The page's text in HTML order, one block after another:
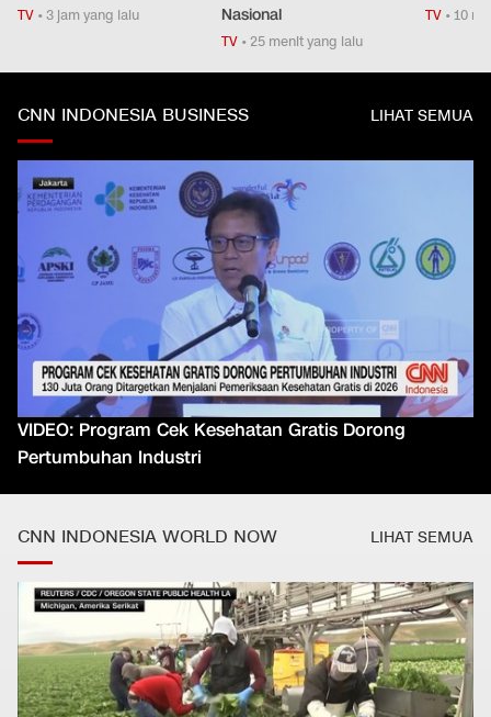
TV •3 jam yang lalu
Nasional
TV •25 menit yang lalu
TV • 10
CNN INDONESIA BUSINESS LIHAT SEMUA
VIDEO: Program Cek Kesehatan Gratis Dorong
Pertumbuhan Industri
CNN INDONESIA WORLD NOW LIHAT SEMUA